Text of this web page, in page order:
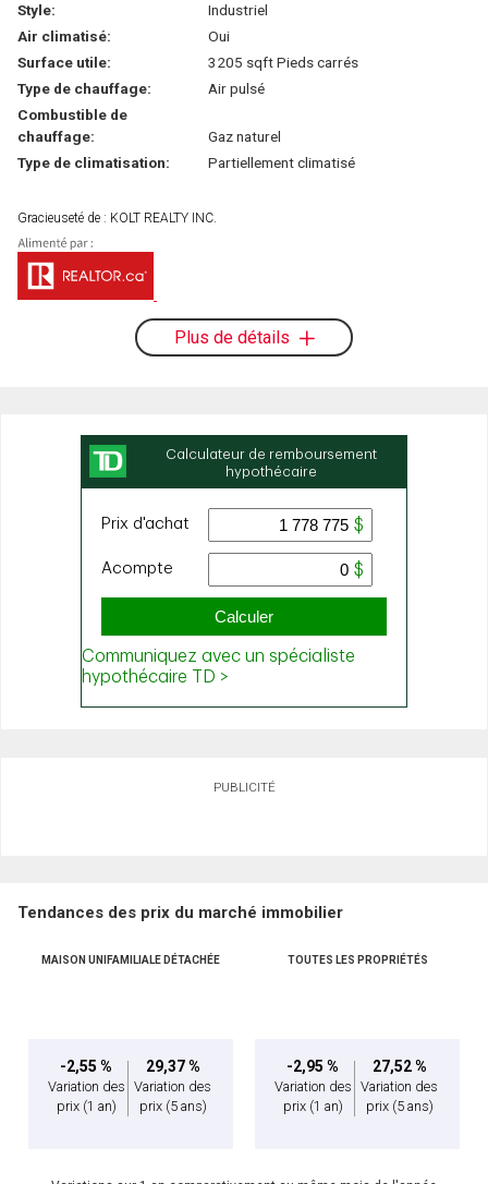
Style:
Industriel
Air climatisé:
Oui
Surface utile:
3205 sqft Pieds carrés
Type de chauffage:
Air pulsé
Combustible de
chauffage:
Gaz naturel
Type de climatisation:
Partiellement climatisé
Gracieuseté de : KOLT REALTY INC.
Plus de détails
PUBLICITÉ
Tendances des prix du marché immobilier
MAISON UNIFAMILIALE DÉTACHÉE
-2,55 %
Variation des
prix (1 an)
29,37 %
Variation des
prix (5 ans)
TOUTES LES PROPRIÉTÉS
-2,95 %
Variation des
prix (1 an)
27,52 %
Variation des
prix (5 ans)